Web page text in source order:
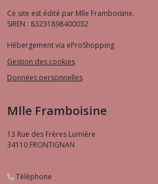
Ce site est édité par Mlle Framboisine.
SIREN : 83231898400032
Hébergement via eProShopping
Gestion des cookies
Données personnelles
Mlle Framboisine
13 Rue des Frères Lumière
34110 FRONTIGNAN
Téléphone